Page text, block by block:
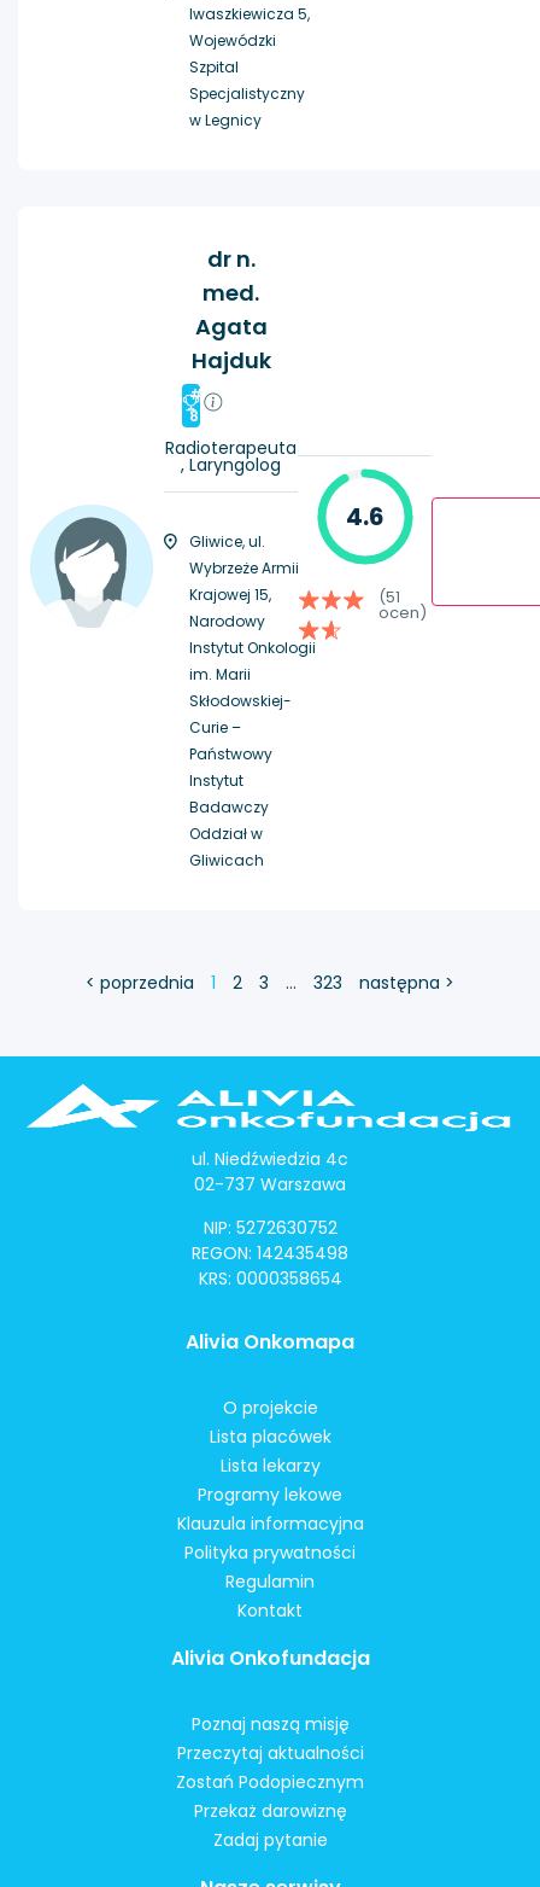
Iwaszkiewicza 5,
Wojewódzki
Szpital
Specjalistyczny
w Legnicy
dr n.
med.
Agata
Hajduk
#
8
Radioterapeuta
, Laryngolog
Gliwice, ul.
Wybrzeże Armii
Krajowej 15,
Narodowy
Instytut Onkologii
im. Marii
Skłodowskiej-
Curie –
Państwowy
Instytut
Badawczy
Oddział w
Gliwicach
4.6
(51
ocen)
< poprzednia 1 2 3 … 323 następna >
ul. Niedźwiedzia 4c
02-737 Warszawa
NIP: 5272630752
REGON: 142435498
KRS: 0000358654
Alivia Onkomapa
O projekcie
Lista placówek
Lista lekarzy
Programy lekowe
Klauzula informacyjna
Polityka prywatności
Regulamin
Kontakt
Alivia Onkofundacja
Poznaj naszą misję
Przeczytaj aktualności
Zostań Podopiecznym
Przekaż darowiznę
Zadaj pytanie